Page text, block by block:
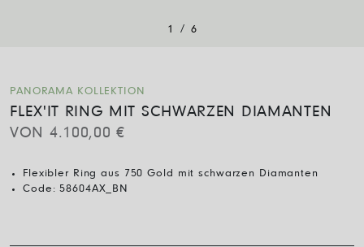
1 / 6
PANORAMA KOLLEKTION
FLEX'IT RING MIT SCHWARZEN DIAMANTEN
VON 4.100,00€
Flexibler Ring aus 750 Gold mit schwarzen Diamanten
Code:58604AX_BN